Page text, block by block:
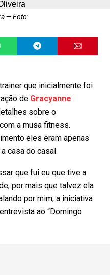
Foto:
que inicialmente foi
de Gracyanne
sobre o
a musa fitness.
eles eram apenas
casa do casal.
que fui eu que tive a
por mais que talvez ela
por mim, a iniciativa
ao “Domingo